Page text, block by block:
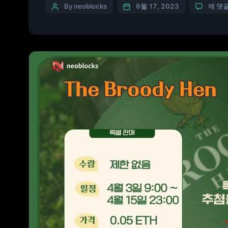
By neoblocks 6월 17, 2023 에 댓